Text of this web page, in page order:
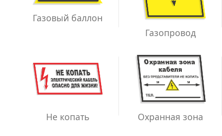
Газовый баллон
Газопровод
Не копать Охранная зона